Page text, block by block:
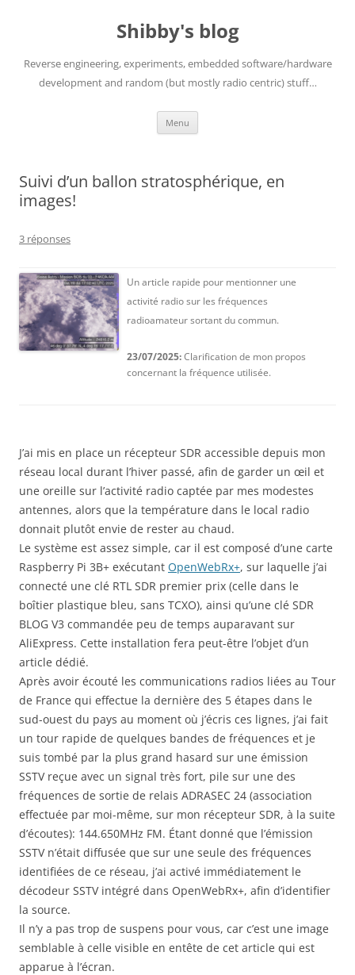
Shibby's blog
Reverse engineering, experiments, embedded software/hardware
development and random (but mostly radio centric) stuff…
Menu
Suivi d’un ballon stratosphérique, en
images!
3 réponses
Un article rapide pour mentionner une
activité radio sur les fréquences
radioamateur sortant du commun.
23/07/2025:Clarification de mon propos
concernant la fréquence utilisée.
J’ai mis en place un récepteur SDR accessible depuis mon
réseau local durant l’hiver passé, afin de garder un œil et
une oreille sur l’activité radio captée par mes modestes
antennes, alors que la température dans le local radio
donnait plutôt envie de rester au chaud.
Le système est assez simple, car il est composé d’une carte
Raspberry Pi 3B+ exécutant OpenWebRx+, sur laquelle j’ai
connecté une clé RTL SDR premier prix (celle dans le
boîtier plastique bleu, sans TCXO), ainsi qu’une clé SDR
BLOG V3 commandée peu de temps auparavant sur
AliExpress. Cette installation fera peut-être l’objet d’un
article dédié.
Après avoir écouté les communications radios liées au Tour
de France qui effectue la dernière des 5 étapes dans le
sud-ouest du pays au moment où j’écris ces lignes, j’ai fait
un tour rapide de quelques bandes de fréquences et je
suis tombé par la plus grand hasard sur une émission
SSTV reçue avec un signal très fort, pile sur une des
fréquences de sortie de relais ADRASEC 24 (association
effectuée par moi-même, sur mon récepteur SDR, à la suite
d’écoutes): 144.650MHz FM. Étant donné que l’émission
SSTV n’était diffusée que sur une seule des fréquences
identifiées de ce réseau, j’ai activé immédiatement le
décodeur SSTV intégré dans OpenWebRx+, afin d’identifier
la source.
Il n’y a pas trop de suspens pour vous, car c’est une image
semblable à celle visible en entête de cet article qui est
apparue à l’écran.